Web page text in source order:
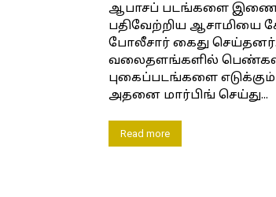
ஆபாசப் படங்களை
பதிவேற்றிய ஆசாமியை
போலீசார் கைது செய்தனர்.
வலைதளங்களில் பெண்கள்
புகைப்படங்களை
அதனை மார்பிங் செய்து...
Read more